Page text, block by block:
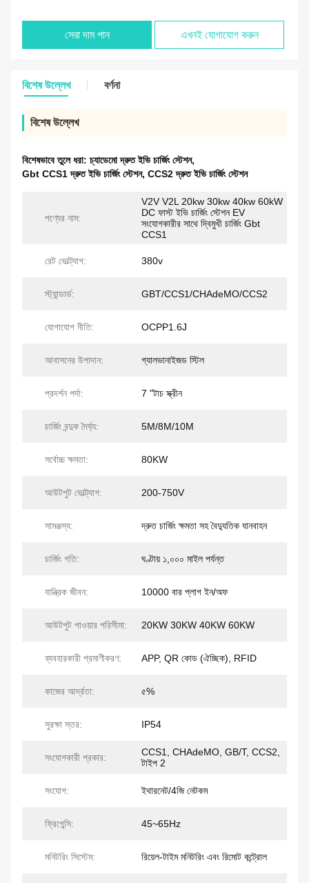
সেরা দাম পান এখনই যোগাযোগ করুন
বিশেষ উল্লেখ বর্ণনা
বিশেষ উল্লেখ
বিশেষভাবে তুলে ধরা:চ্যাডেমো দ্রুত ইভি চার্জিং স্টেশন,
Gbt CCS1 দ্রুত ইভি চার্জিং স্টেশন, CCS2 দ্রুত ইভি চার্জিং স্টেশন
পণ্যের নাম:
V2V V2L 20kw 30kw 40kw 60kW
DC ফাস্ট ইভি চার্জিং স্টেশন EV
সংযোগকারীর সাথে দ্বিমুখী চার্জিং Gbt
CCS1
রেট ভোল্ট্যাগ: 380v
স্ট্যান্ডার্ড: GBT/CCS1/CHAdeMO/CCS2
যোগাযোগ নীতি: OCPP1.6J
আবাসনের উপাদান: গ্যালভানাইজড স্টিল
প্রদর্শন পর্দা: 7 "টাচ স্ক্রীন
চার্জিং বন্দুক দৈর্ঘ্য: 5M/8M/10M
সর্বোচ্চ ক্ষমতা: 80KW
আউটপুট ভোল্ট্যাগ: 200-750V
সামঞ্জস্য: দ্রুত চার্জিং ক্ষমতা সহ বৈদ্যুতিক যানবাহন
চার্জিং গতি: ঘণ্টায় ১,০০০ মাইল পর্যন্ত
যান্ত্রিক জীবন: 10000 বার প্লাগ ইন/অফ
আউটপুট পাওয়ার পরিসীমা: 20KW 30KW 40KW 60KW
ব্যবহারকারী প্রমাণীকরণ: APP, QR কোড (ঐচ্ছিক), RFID
কাজের আর্দ্রতা: ৫%
সুরক্ষা স্তর: IP54
সংযোগকারী প্রকার:
CCS1, CHAdeMO, GB/T, CCS2,
টাইপ 2
সংযোগ: ইথারনেট/4জি নেটকম
ফ্রিগেন্সি: 45~65Hz
মনিটরিং সিস্টেম: রিয়েল-টাইম মনিটরিং এবং রিমোট কন্ট্রোল